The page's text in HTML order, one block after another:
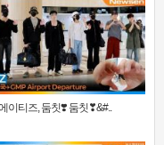
이티즈, 둠칫❣️ 둠칫❣&#..